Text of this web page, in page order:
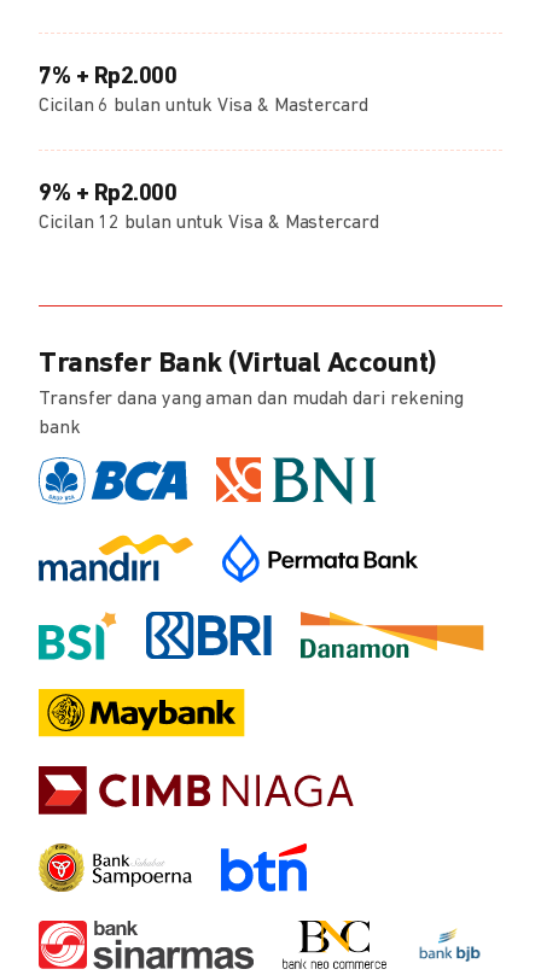
7% + Rp2.000
Cicilan 6 bulan untuk Visa & Mastercard
9% + Rp2.000
Cicilan 12 bulan untuk Visa & Mastercard
Transfer Bank (Virtual Account)
Transfer dana yang aman dan mudah dari rekening
bank